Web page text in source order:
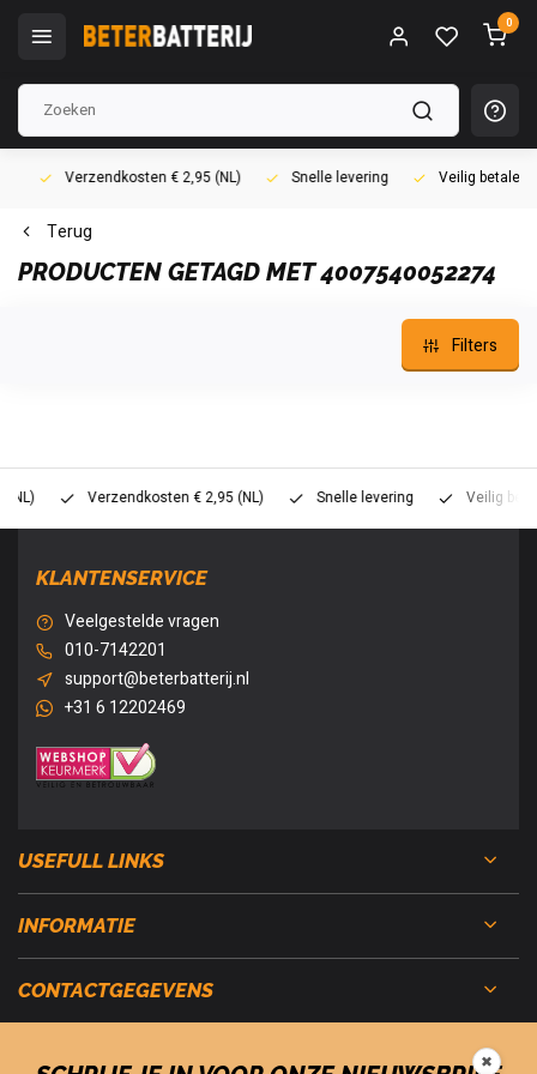
0
Verzendkosten € 2,95 (NL) Snelle levering Veilig betalen
Terug
PRODUCTEN GETAGD MET 4007540052274
Filters
Verzendkosten € 2,95 (NL) Snelle levering Veilig betalen
KLANTENSERVICE
Veelgestelde vragen
010-7142201
support@beterbatterij.nl
+31 6 12202469
USEFULL LINKS
INFORMATIE
CONTACTGEGEVENS
✖